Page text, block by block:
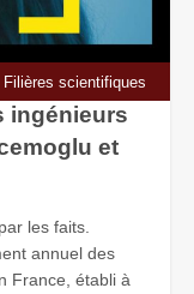
Filières scientifiques
ingénieurs
et
les faits.
annuel des
France, établi à